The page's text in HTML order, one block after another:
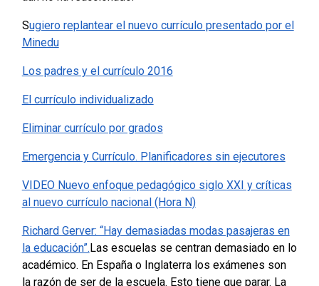
Sugiero replantear el nuevo currículo presentado por el
Minedu
Los padres y el currículo 2016
El currículo individualizado
Eliminar currículo por grados
Emergencia y Currículo. Planificadores sin ejecutores
VIDEO Nuevo enfoque pedagógico siglo XXI y críticas
al nuevo currículo nacional (Hora N)
Richard Gerver: “Hay demasiadas modas pasajeras en
la educación”.Las escuelas se centran demasiado en lo
académico. En España o Inglaterra los exámenes son
la razón de ser de la escuela. Esto tiene que parar. La